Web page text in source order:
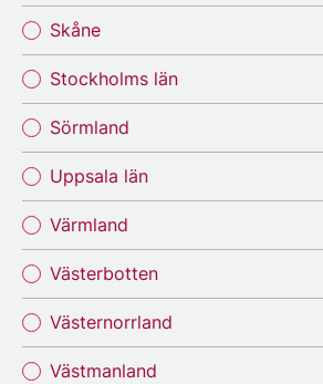
Skåne
Stockholms län
Sörmland
Uppsala län
Värmland
Västerbotten
Västernorrland
Västmanland